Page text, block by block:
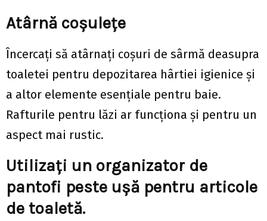
Atârnă coșulețe
Încercați să atârnați coșuri de sârmă deasupra
toaletei pentru depozitarea hârtiei igienice și
a altor elemente esențiale pentru baie.
Rafturile pentru lăzi ar funcționa și pentru un
aspect mai rustic.
Utilizați un organizator de
pantofi peste ușă pentru articole
de toaletă.